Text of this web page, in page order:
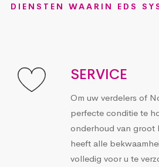
DIENSTEN WAARIN EDS
SERVICE
Om uw verdelers of
perfecte conditie te
onderhoud van groot
heeft alle
volledig voor u te